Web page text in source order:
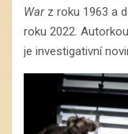
Warz roku 1963 a
roku 2022.
je investigativní